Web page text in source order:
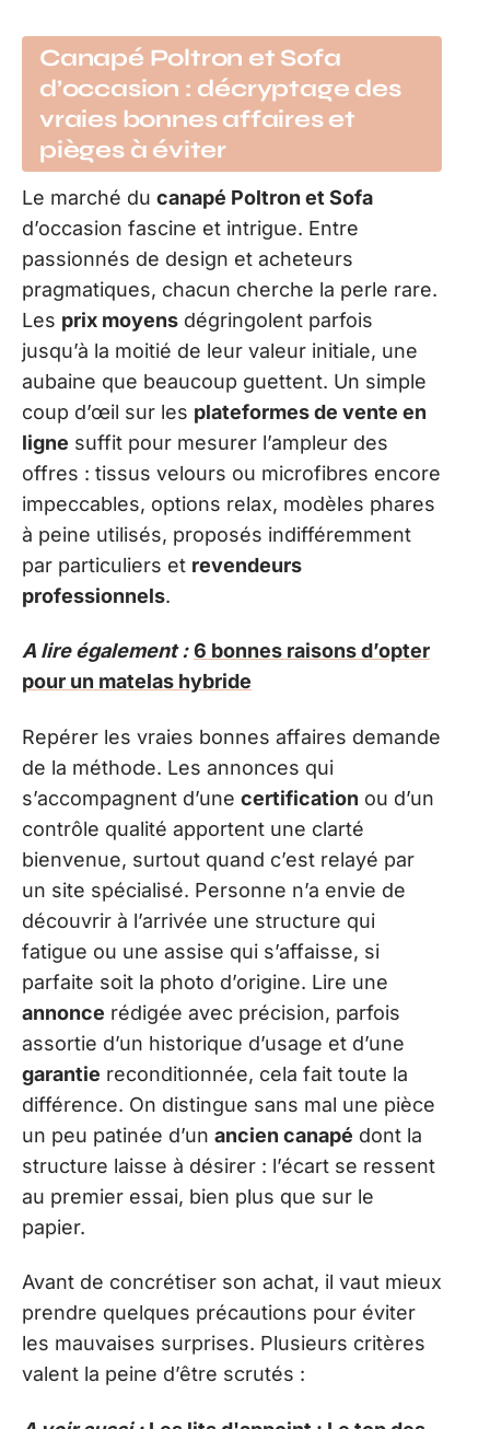
Canapé Poltron et Sofa
d’occasion : décryptage des
vraies bonnes affaires et
pièges à éviter
Le marché du canapé Poltron et Sofa
d’occasion fascine et intrigue. Entre
passionnés de design et acheteurs
pragmatiques, chacun cherche la perle rare.
Les prix moyens dégringolent parfois
jusqu’à la moitié de leur valeur initiale, une
aubaine que beaucoup guettent. Un simple
coup d’œil sur les plateformes de vente en
ligne suffit pour mesurer l’ampleur des
offres : tissus velours ou microfibres encore
impeccables, options relax, modèles phares
à peine utilisés, proposés indifféremment
par particuliers et revendeurs
professionnels.
A lire également : 6 bonnes raisons d’opter
pour un matelas hybride
Repérer les vraies bonnes affaires demande
de la méthode. Les annonces qui
s’accompagnent d’une certification ou d’un
contrôle qualité apportent une clarté
bienvenue, surtout quand c’est relayé par
un site spécialisé. Personne n’a envie de
découvrir à l’arrivée une structure qui
fatigue ou une assise qui s’affaisse, si
parfaite soit la photo d’origine. Lire une
annonce rédigée avec précision, parfois
assortie d’un historique d’usage et d’une
garantie reconditionnée, cela fait toute la
différence. On distingue sans mal une pièce
un peu patinée d’un ancien canapé dont la
structure laisse à désirer : l’écart se ressent
au premier essai, bien plus que sur le
papier.
Avant de concrétiser son achat, il vaut mieux
prendre quelques précautions pour éviter
les mauvaises surprises. Plusieurs critères
valent la peine d’être scrutés :